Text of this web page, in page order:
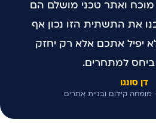
מוכח ואתר טכני מושלם הם
את התשתית הזו נכון אף
יפיל אתכם אלא רק יחזק
למתחרים.
דן סונגו